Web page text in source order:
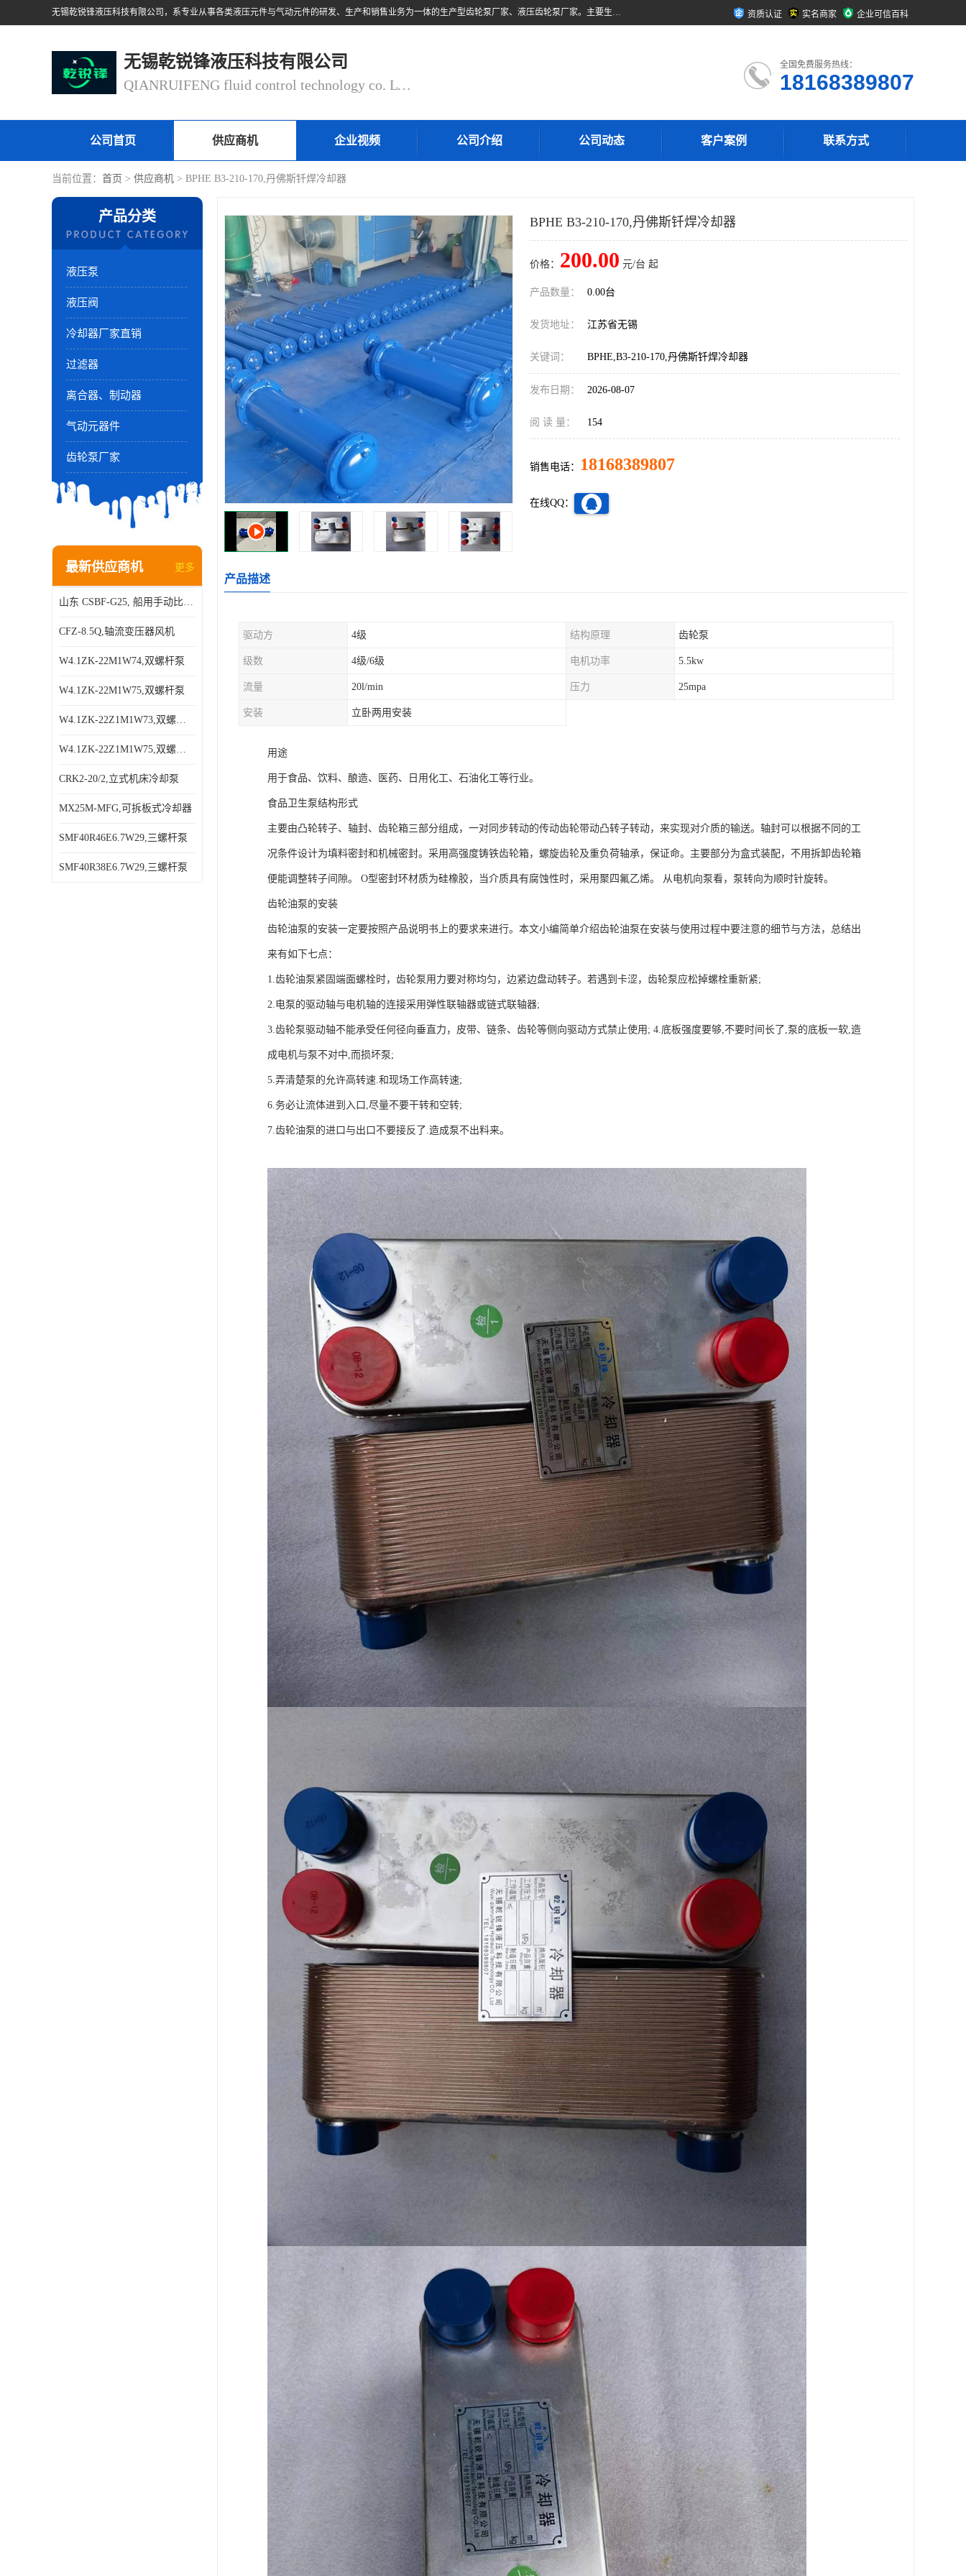
无锡乾锐锋液压科技有限公司，系专业从事各类液压元件与气动元件的研发、生产和销售业务为一体的生产型齿轮泵厂家、液压齿轮泵厂家。主要生产销售风冷式冷却器、液压油风冷却器，冷却器厂家直销、齿轮泵型号、齿轮泵厂家排名详情可来电咨询！ 资质认证 实名商家 企业可信百科
无锡乾锐锋液压科技有限公司
QIANRUIFENG fluid control technology co. LTD
全国免费服务热线：
18168389807
公司首页 供应商机 企业视频 公司介绍 公司动态 客户案例 联系方式
当前位置： 首页 > 供应商机 > BPHE B3-210-170,丹佛斯钎焊冷却器
产品分类
液压泵
液压阀
冷却器厂家直销
过滤器
离合器、制动器
气动元器件
齿轮泵厂家
最新供应商机 更多
山东 CSBF-G25, 船用手动比例流量方向复合阀
CFZ-8.5Q,轴流变压器风机
W4.1ZK-22M1W74,双螺杆泵
W4.1ZK-22M1W75,双螺杆泵
W4.1ZK-22Z1M1W73,双螺杆泵
W4.1ZK-22Z1M1W75,双螺杆泵
CRK2-20/2,立式机床冷却泵
MX25M-MFG,可拆板式冷却器
SMF40R46E6.7W29,三螺杆泵
SMF40R38E6.7W29,三螺杆泵
BPHE B3-210-170,丹佛斯钎焊冷却器
价格： 200.00 元/台 起
产品数量： 0.00台
发货地址： 江苏省无锡
关键词： BPHE,B3-210-170,丹佛斯钎焊冷却器
发布日期： 2026-08-07
阅 读 量： 154
销售电话： 18168389807
在线QQ：
产品描述
驱动方 4级 结构原理 齿轮泵
级数 4级/6级 电机功率 5.5kw
流量 20l/min 压力 25mpa
安装 立卧两用安装
用途
用于食品、饮料、酿造、医药、日用化工、石油化工等行业。
食品卫生泵结构形式
主要由凸轮转子、轴封、齿轮箱三部分组成，一对同步转动的传动齿轮带动凸转子转动，来实现对介质的输送。轴封可以根据不同的工
况条件设计为填料密封和机械密封。采用高强度铸铁齿轮箱，螺旋齿轮及重负荷轴承，保证命。主要部分为盒式装配，不用拆卸齿轮箱
便能调整转子间隙。 O型密封环材质为硅橡胶，当介质具有腐蚀性时，采用聚四氟乙烯。 从电机向泵看，泵转向为顺时针旋转。
齿轮油泵的安装
齿轮油泵的安装一定要按照产品说明书上的要求来进行。本文小编简单介绍齿轮油泵在安装与使用过程中要注意的细节与方法，总结出
来有如下七点：
1.齿轮油泵紧固端面螺栓时，齿轮泵用力要对称均匀，边紧边盘动转子。若遇到卡涩，齿轮泵应松掉螺栓重新紧;
2.电泵的驱动轴与电机轴的连接采用弹性联轴器或链式联轴器;
3.齿轮泵驱动轴不能承受任何径向垂直力，皮带、链条、齿轮等侧向驱动方式禁止使用; 4.底板强度要够,不要时间长了,泵的底板一软,造
成电机与泵不对中,而损坏泵;
5.弄清楚泵的允许高转速.和现场工作高转速;
6.务必让流体进到入口,尽量不要干转和空转;
7.齿轮油泵的进口与出口不要接反了.造成泵不出料来。